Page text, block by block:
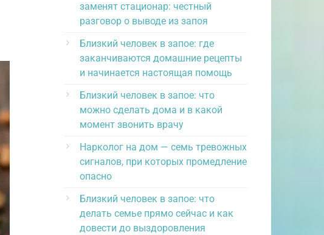
заменят стационар: честный
разговор о выводе из запоя
Близкий человек в запое: где
заканчиваются домашние рецепты
и начинается настоящая помощь
Близкий человек в запое: что
можно сделать дома и в какой
момент звонить врачу
Нарколог на дом — семь тревожных
сигналов, при которых промедление
опасно
Близкий человек в запое: что
делать семье прямо сейчас и как
довести до выздоровления